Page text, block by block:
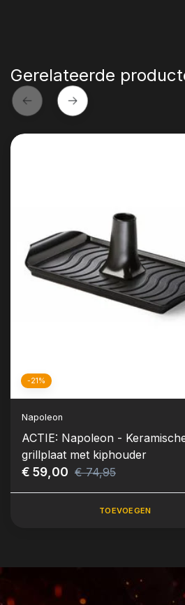
Gerelateerde
-21%
Napoleon
ACTIE: Napoleon -
grillplaat met kiphouder
€ 59,00 € 74,95
TOEVOEGEN